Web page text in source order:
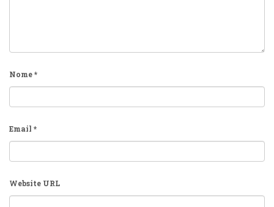
Nome*
Email *
Website URL